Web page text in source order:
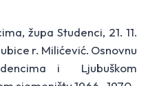
župa Studenci, 21. 11.
r. Milićević. Osnovnu
i Ljubuškom